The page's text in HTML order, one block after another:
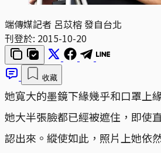
端傳媒記者 呂苡榕 發自台北
刊登於: 2015-10-20
收藏
她寬大的墨鏡下緣幾乎和口罩上
她大半張臉都已經被遮住，即使
認出來。縱使如此，照片上她依